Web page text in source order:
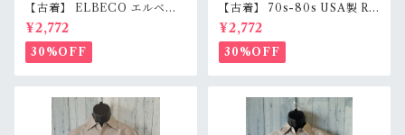
【古着】 ELBECO エルベコ
半袖 ワークシャツ L（身幅63.
5cm） ホワイト 白 ビッグシ
ルエット オーバーサイズ Ran
kB
¥2,772
30%OFF
【古着】 70s-80s USA製 RE
D KAP 半袖 ワークシャツ L
（身幅62cm） チャコール レ
ッドキャップ ヴィンテージ Ra
nkC
¥2,772
30%OFF